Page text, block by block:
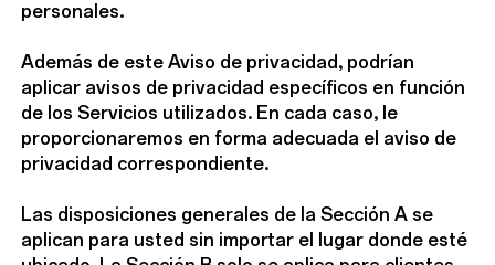
personales.
Además de este Aviso de privacidad, podrían
aplicar avisos de privacidad específicos en función
de los Servicios utilizados. En cada caso, le
proporcionaremos en forma adecuada el aviso de
privacidad correspondiente.
Las disposiciones generales de la Sección A se
aplican para usted sin importar el lugar donde esté